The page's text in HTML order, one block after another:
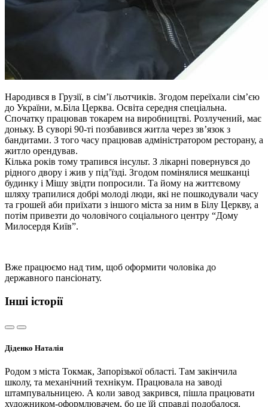
Народився в Грузії, в сім’ї льотчиків. Згодом переїхали сім’єю
до України, м.Біла Церква. Освіта середня спеціальна.
Спочатку працював токарем на виробництві. Розлучений, має
доньку. В суворі 90-ті позбавився житла через зв’язок з
бандитами. З того часу працював адміністратором ресторану, а
житло орендував.
Кілька років тому трапився інсульт. З лікарні повернувся до
рідного двору і жив у під’їзді. Згодом помінялися мешканці
будинку і Мішу звідти попросили. Та йому на життєвому
шляху трапилися добрі молоді люди, які не пошкодували часу
та грошей аби приїхати з іншого міста за ним в Білу Церкву, а
потім привезти до чоловічого соціального центру “Дому
Милосердя Київ”.
Вже працюємо над тим, щоб оформити чоловіка до
державного пансіонату.
Інші історії
Діденко Наталія
Родом з міста Токмак, Запорізької області. Там закінчила
школу, та механічний технікум. Працювала на заводі
штампувальницею. А коли завод закрився, пішла працювати
художником-оформлювачем, бо це їй справді подобалося.